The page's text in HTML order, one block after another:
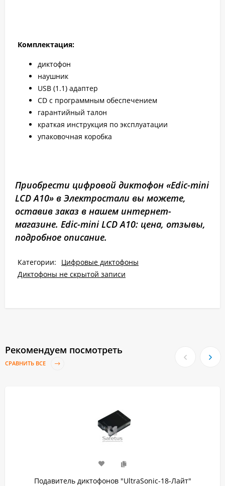
Комплектация:
диктофон
наушник
USB (1.1) адаптер
CD с программным обеспечением
гарантийный талон
краткая инструкция по эксплуатации
упаковочная коробка
Приобрести цифровой диктофон «Edic-mini
LCD A10» в Электростали вы можете,
оставив заказ в нашем интернет-
магазине. Edic-mini LCD A10: цена, отзывы,
подробное описание.
Категории:
Цифровые диктофоны
Диктофоны не скрытой записи
Рекомендуем посмотреть
СРАВНИТЬ ВСЕ
Подавитель диктофонов "UltraSonic-18-Лайт"